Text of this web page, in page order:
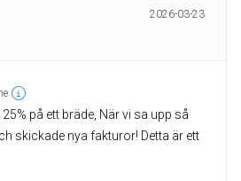
2026-03-23
på ett bräde, När vi sa upp så
skickade nya fakturor! Detta är ett